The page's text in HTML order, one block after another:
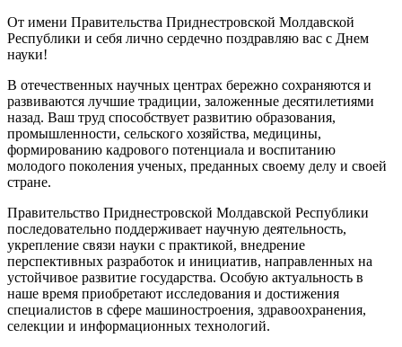
От имени Правительства Приднестровской Молдавской
Республики и себя лично сердечно поздравляю вас с Днем
науки!
В отечественных научных центрах бережно сохраняются и
развиваются лучшие традиции, заложенные десятилетиями
назад. Ваш труд способствует развитию образования,
промышленности, сельского хозяйства, медицины,
формированию кадрового потенциала и воспитанию
молодого поколения ученых, преданных своему делу и своей
стране.
Правительство Приднестровской Молдавской Республики
последовательно поддерживает научную деятельность,
укрепление связи науки с практикой, внедрение
перспективных разработок и инициатив, направленных на
устойчивое развитие государства. Особую актуальность в
наше время приобретают исследования и достижения
специалистов в сфере машиностроения, здравоохранения,
селекции и информационных технологий.